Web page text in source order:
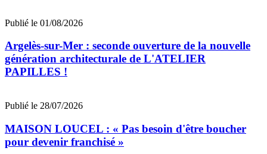
Publié le 01/08/2026
Argelès-sur-Mer : seconde ouverture de la nouvelle
génération architecturale de L'ATELIER
PAPILLES !
Publié le 28/07/2026
MAISON LOUCEL : « Pas besoin d'être boucher
pour devenir franchisé »